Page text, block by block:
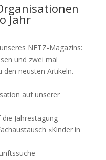
Jahr
NETZ-Magazins:
und zwei mal
den neusten Artikeln.
auf unserer
Jahrestagung
«Kinder in